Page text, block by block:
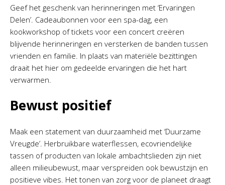
Geef het geschenk van herinneringen met ‘Ervaringen
Delen’. Cadeaubonnen voor een spa-dag, een
kookworkshop of tickets voor een concert creëren
blijvende herinneringen en versterken de banden tussen
vrienden en familie. In plaats van materiële bezittingen
draait het hier om gedeelde ervaringen die het hart
verwarmen.
Bewust positief
Maak een statement van duurzaamheid met ‘Duurzame
Vreugde’. Herbruikbare waterflessen, ecovriendelijke
tassen of producten van lokale ambachtslieden zijn niet
alleen milieubewust, maar verspreiden ook bewustzijn en
positieve vibes. Het tonen van zorg voor de planeet draagt